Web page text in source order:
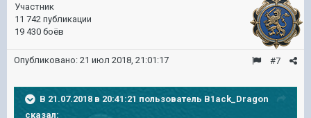
Участник
11 742 публикации
19 430 боёв
#7
Опубликовано: 21 июл 2018, 21:01:17
В 21.07.2018 в 20:41:21 пользователь B1ack_Dragon
сказал: